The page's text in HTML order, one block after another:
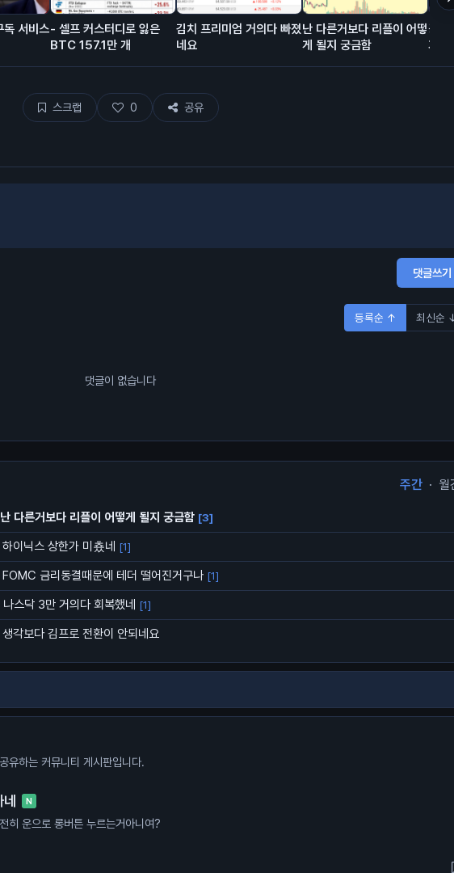
독 서비스- 셀프 커스터디로 잃은
BTC 157.1만 개
김치 프리미엄 거의다 빠졌
네요
난 다른거보다 리플이 어떻
게 될지 궁금함
공포
가운
달
스크랩 0 공유
댓글쓰기
등록순 ↑ 최신순
댓글이 없습니다
주간 · 월
난 다른거보다 리플이 어떻게 될지 궁금함 [3]
하이닉스 상한가 미춌네 [1]
FOMC 금리동결때문에 테더 떨어진거구나 [1]
나스닥 3만 거의다 회복했네 [1]
생각보다 김프로 전환이 안되네요
유하는 커뮤니티 게시판입니다.
네 N
은 십만개 알트중에 뭐가갈지 어떻게 알고 순전히 운으로 롱버튼 누르는거아니여?